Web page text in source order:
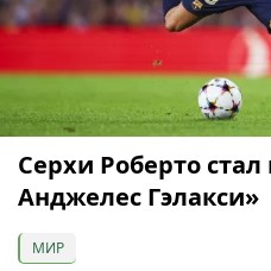
Серхи Роберто
Анджелес Гэлакси»
МИР